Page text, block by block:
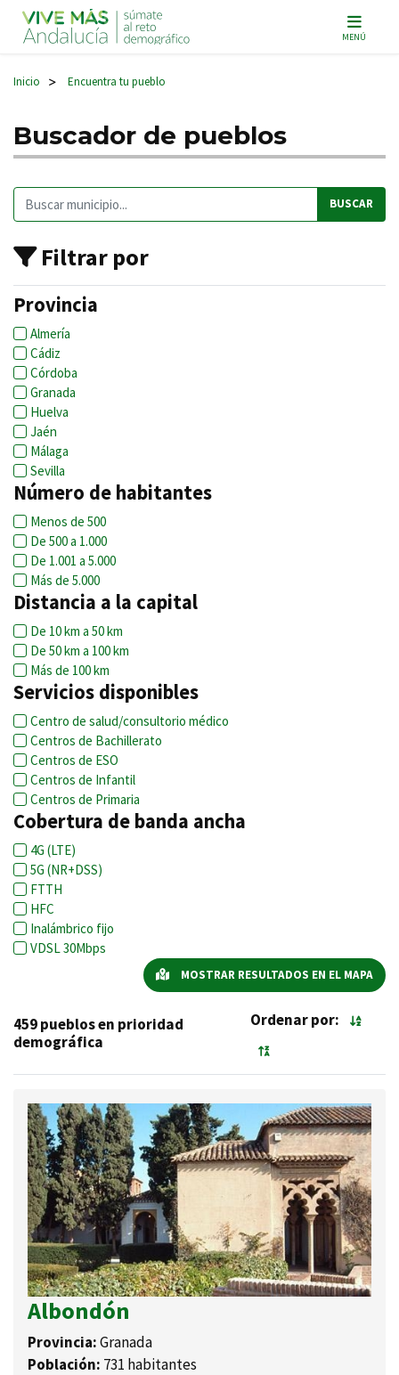
Navegación principal MENÚ
Inicio > Encuentra tu pueblo
Buscador de pueblos
Buscar:
Filtrar por
Provincia
Almería
Cádiz
Córdoba
Granada
Huelva
Jaén
Málaga
Sevilla
Número de habitantes
Menos de 500
De 500 a 1.000
De 1.001 a 5.000
Más de 5.000
Distancia a la capital
De 10 km a 50 km
De 50 km a 100 km
Más de 100 km
Servicios disponibles
Centro de salud/consultorio médico
Centros de Bachillerato
Centros de ESO
Centros de Infantil
Centros de Primaria
Cobertura de banda ancha
4G (LTE)
5G (NR+DSS)
FTTH
HFC
Inalámbrico fijo
VDSL 30Mbps
MOSTRAR RESULTADOS EN EL MAPA
459 pueblos en prioridad
demográfica
Ordenar por:
Albondón
Provincia:Granada
Población: 731 habitantes